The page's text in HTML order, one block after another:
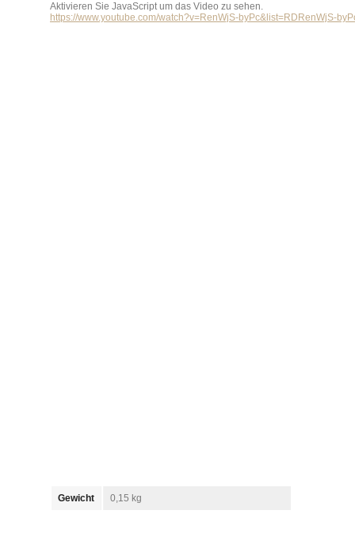
Aktivieren Sie JavaScript um das Video zu sehen.
https://www.youtube.com/watch?v=RenWjS-byPc&list=RDRenWjS-
Gewicht 0,15 kg